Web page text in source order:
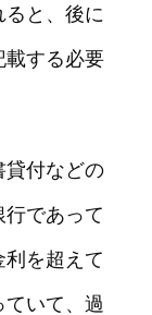
ると、後に
載する必要
付などの
であって
を超えて
いて、過